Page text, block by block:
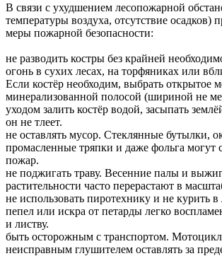
В связи с ухудшением лесопожарной
температуры воздуха, отсутствие осадков)
меры пожарной безопасности:
не разводить костры без крайней
огонь в сухих лесах, на торфяниках или
Если костёр необходим, выбрать открытое
минерализованной полосой (шириной не
уходом залить костёр водой, засыпать
он не тлеет.
не оставлять мусор. Стеклянные бутылки,
промасленные тряпки и даже фольга могут
пожар.
не поджигать траву. Весенние палы и
растительности часто перерастают в
не использовать пиротехнику и не курить
пепел или искра от петарды легко
и листву.
быть осторожным с транспортом.
неисправным глушителем оставлять за